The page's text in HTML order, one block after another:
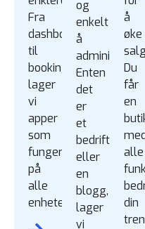
Fra
dashbord
til
bookingsystemer
lager
vi
apper
som
fungerer
på
alle
enheter.
og
enkelt
å
administrere.
Enten
det
er
et
eller
en
blogg,
lager
vi
å
øke
Du
får
en
alle
din